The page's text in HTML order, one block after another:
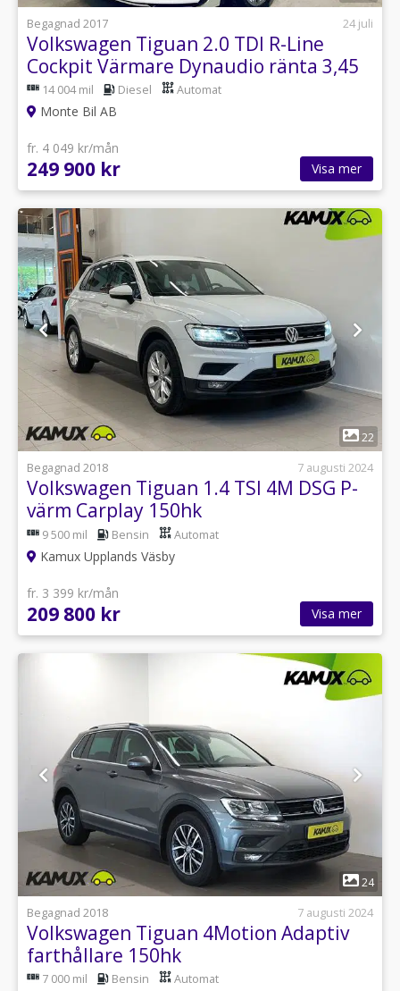
Begagnad 2017
24 juli
Volkswagen Tiguan 2.0 TDI R-Line
Cockpit Värmare Dynaudio ränta 3,45
% 14 004 mil Diesel Automat
Monte Bil AB
fr. 4 049 kr/mån
249 900 kr Visa mer
1
22
Begagnad 2018
7 augusti 2024
Volkswagen Tiguan 1.4 TSI 4M DSG P-
värm Carplay 150hk
9 500 mil Bensin Automat
Kamux Upplands Väsby
fr. 3 399 kr/mån
209 800 kr Visa mer
1
24
Begagnad 2018
7 augusti 2024
Volkswagen Tiguan 4Motion Adaptiv
farthållare 150hk
7 000 mil Bensin Automat